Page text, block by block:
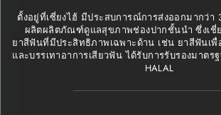
ตั้งอยู่ที่เซี่ยงไฮ้ มีประสบการณ์การส่งออกมากว่า
ผลิตผลิตภัณฑ์ดูแลสุขภาพช่องปากชั้นนำ ซึ่งเชี่
ยาสีฟันที่มีประสิทธิภาพเฉพาะด้าน เช่น ยาสีฟันเ
และบรรเทาอาการเสียวฟัน ได้รับการรับรองมาตรฐ
HALAL